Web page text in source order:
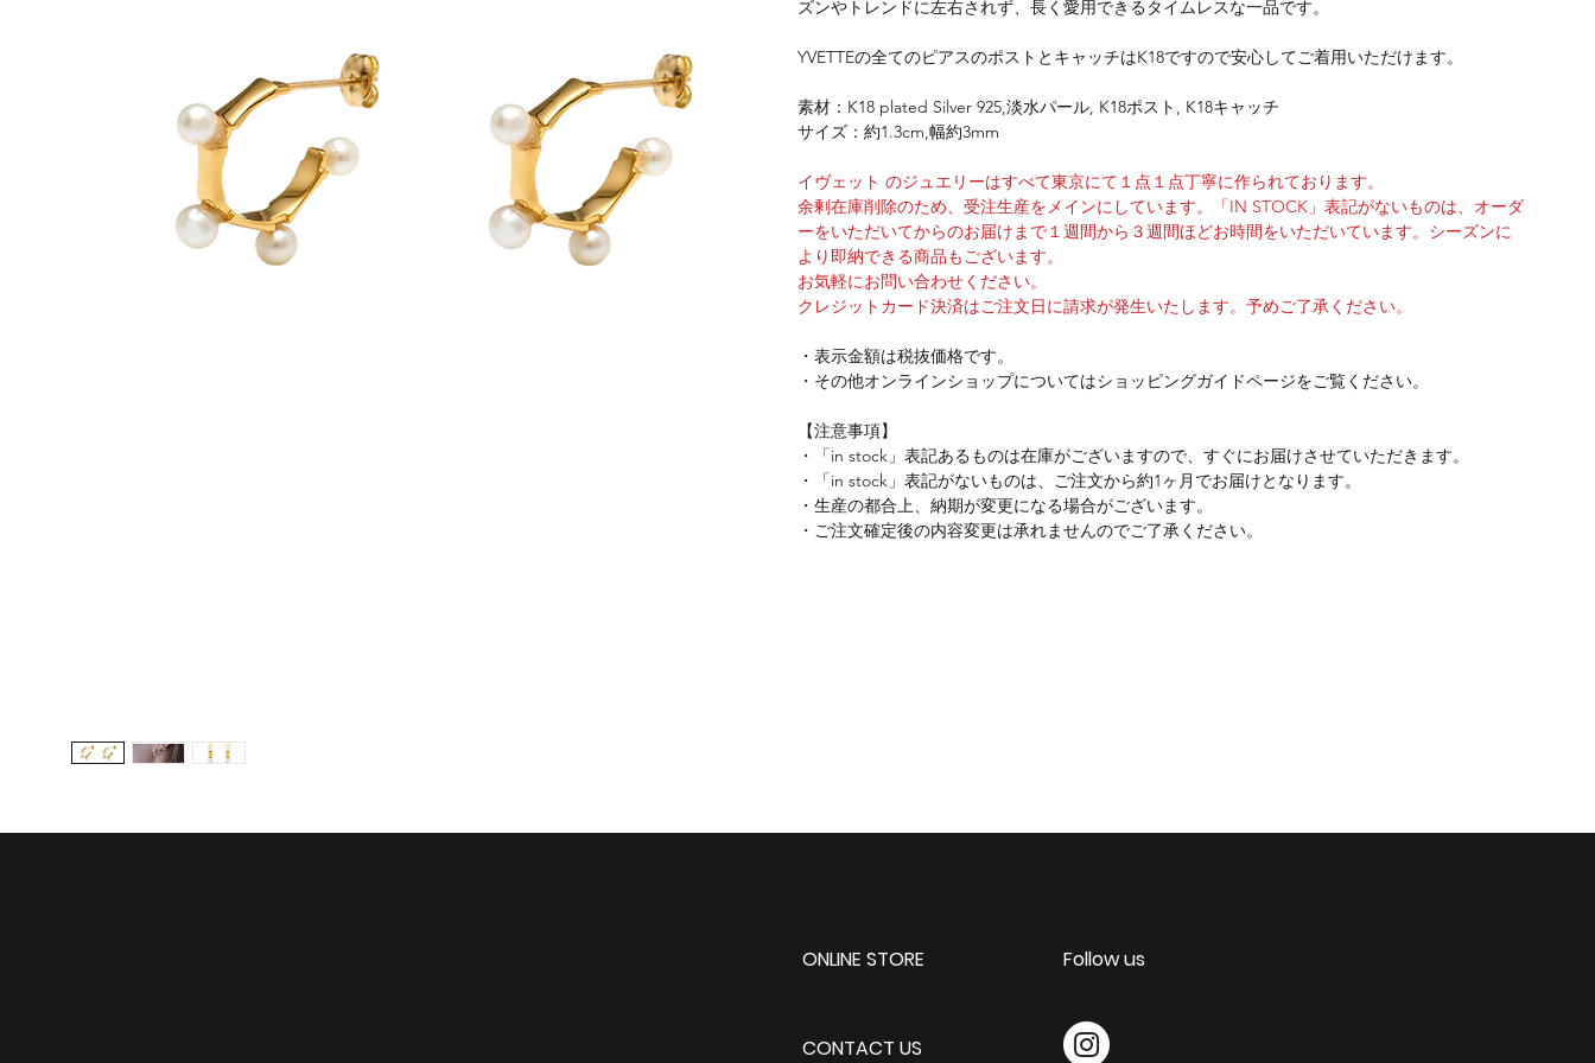
ズンやトレンドに左右されず、長く愛用できるタイムレスな一品です。
YVETTEの全てのピアスのポストとキャッチはK18ですので安心してご着用いただけます。
素材：K18 plated Silver 925,淡水パール, K18ポスト, K18キャッチ
サイズ：約1.3cm,幅約3mm
イヴェット のジュエリーはすべて東京にて１点１点丁寧に作られております。
余剰在庫削除のため、受注生産をメインにしています。「IN STOCK」表記がないものは、オーダ
ーをいただいてからのお届けまで１週間から３週間ほどお時間をいただいています。シーズンに
より即納できる商品もございます。
お気軽にお問い合わせください。
クレジットカード決済はご注文日に請求が発生いたします。予めご了承ください。
・表示金額は税抜価格です。
・その他オンラインショップについてはショッピングガイドページをご覧ください。
【注意事項】
・「in stock」表記あるものは在庫がございますので、すぐにお届けさせていただきます。
・「in stock」表記がないものは、ご注文から約1ヶ月でお届けとなります。
・生産の都合上、納期が変更になる場合がございます。
・ご注文確定後の内容変更は承れませんのでご了承ください。
ONLINE STORE
CONTACT US
Follow us